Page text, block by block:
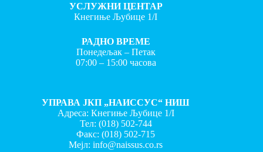
УСЛУЖНИ ЦЕНТАР
Кнегиње Љубице 1/I
РАДНО ВРЕМЕ
Понедељак – Петак
07:00 – 15:00 часова
УПРАВА ЈКП „НАИССУС“ НИШ
Адреса: Кнегиње Љубице 1/I
Тел: (018) 502-744
Факс:(018) 502-715
Мејл:info@naissus.co.rs